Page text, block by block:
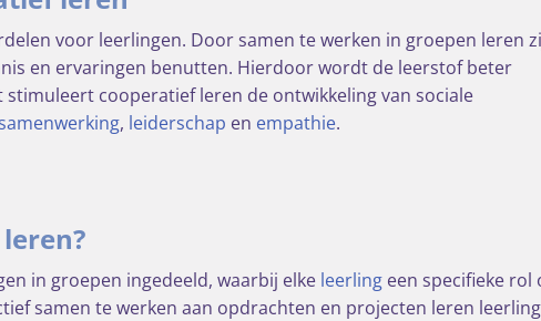
voor leerlingen. Door samen te werken in groepen leren
en ervaringen benutten. Hierdoor wordt de leerstof beter
stimuleert cooperatief leren de ontwikkeling van sociale
, leiderschap en empathie.
in groepen ingedeeld, waarbij elke leerling een specifieke rol
samen te werken aan opdrachten en projecten leren